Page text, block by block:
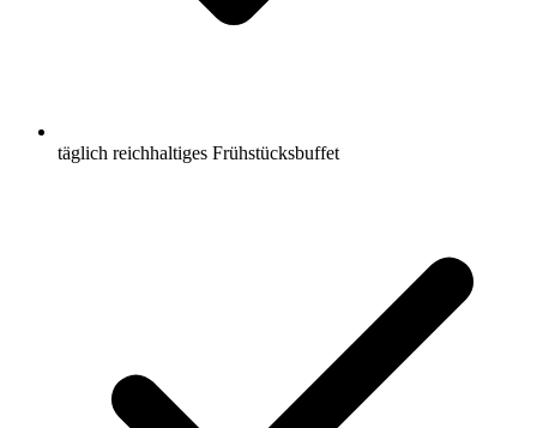
täglich reichhaltiges Frühstücksbuffet